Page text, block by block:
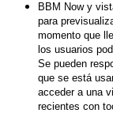
BBM Now y
para
momento que
los usuarios
Se pueden
que se está
acceder a una
recientes con